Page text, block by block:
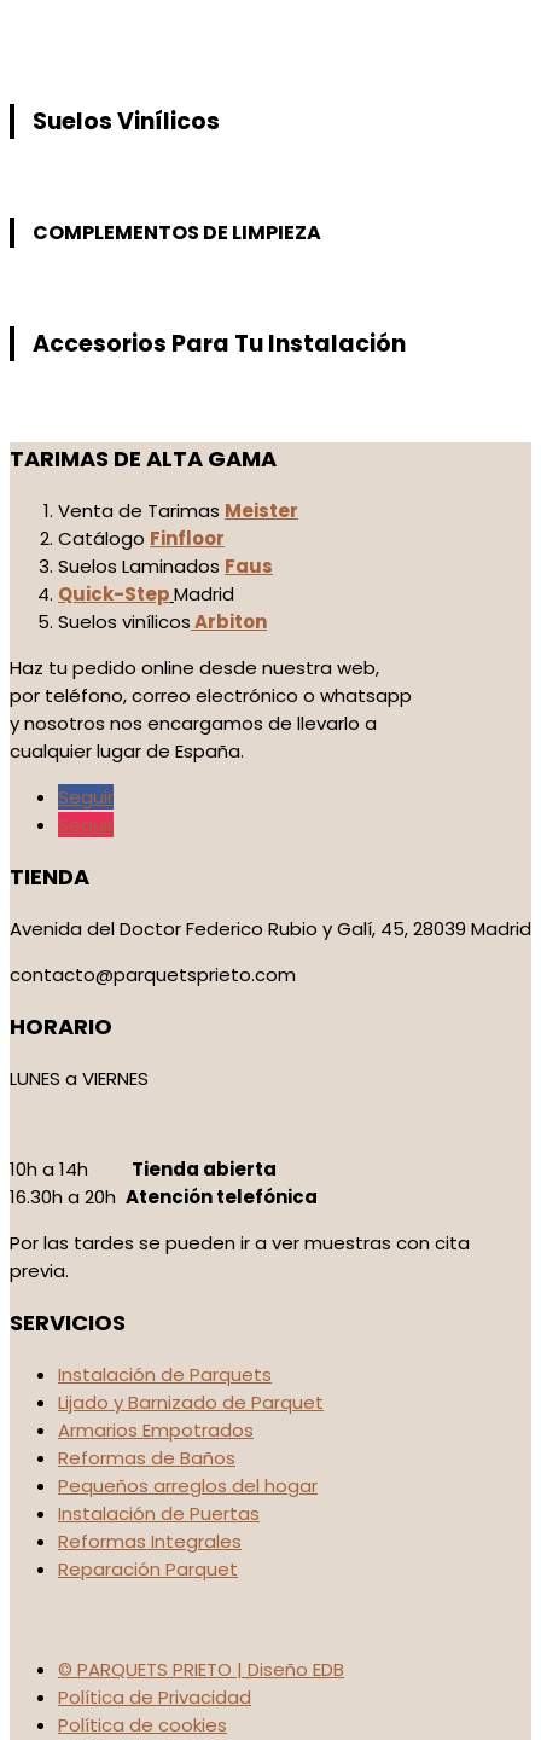
Suelos Vinílicos
COMPLEMENTOS DE LIMPIEZA
Accesorios Para Tu Instalación
TARIMAS DE ALTA GAMA
Venta de Tarimas Meister
Catálogo Finfloor
Suelos Laminados Faus
Quick-StepMadrid
Suelos vinílicosArbiton
Haz tu pedido online desde nuestra web,
por teléfono, correo electrónico o whatsapp
y nosotros nos encargamos de llevarlo a
cualquier lugar de España.
Seguir
Seguir
TIENDA
Avenida del Doctor Federico Rubio y Galí, 45, 28039 Madrid
contacto@parquetsprieto.com
HORARIO
LUNES a VIERNES
10h a 14h Tienda abierta
16.30h a 20h Atención telefónica
Por las tardes se pueden ir a ver muestras con cita
previa.
SERVICIOS
Instalación de Parquets
Lijado y Barnizado de Parquet
Armarios Empotrados
Reformas de Baños
Pequeños arreglos del hogar
Instalación de Puertas
Reformas Integrales
Reparación Parquet
© PARQUETS PRIETO | Diseño EDB
Política de Privacidad
Política de cookies